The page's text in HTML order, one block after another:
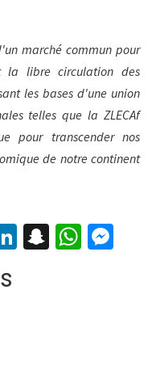
marché commun pour
la libre circulation des
les bases d'une union
telles que la ZLECAf
pour transcender nos
de notre continent
Li S W